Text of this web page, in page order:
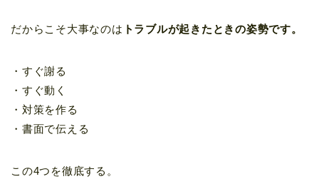
だからこそ大事なのは トラブルが起きたときの姿勢です。
・すぐ謝る
・すぐ動く
・対策を作る
・書面で伝える
この4つを徹底する。